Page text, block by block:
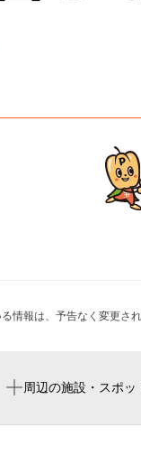
情報は、予告なく変更さ
周辺の施設・スポッ
クア ファン